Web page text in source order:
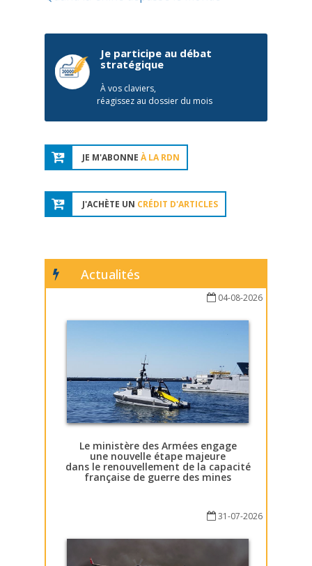
Je participe au débat
stratégique
À vos claviers,
réagissez au dossier du mois
JE M'ABONNE À LA RDN
J'ACHÈTE UN CRÉDIT D'ARTICLES
Actualités
04-08-2026
Le ministère des Armées engage
une nouvelle étape majeure
dans le renouvellement de la capacité
française de guerre des mines
31-07-2026